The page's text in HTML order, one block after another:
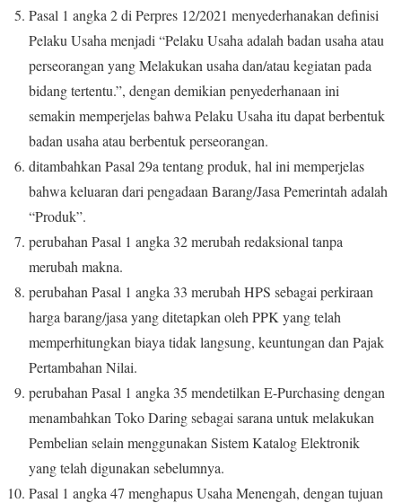
Pasal 1 angka 2 di Perpres 12/2021 menyederhanakan definisi
Pelaku Usaha menjadi “Pelaku Usaha adalah badan usaha atau
perseorangan yang Melakukan usaha dan/atau kegiatan pada
bidang tertentu.”, dengan demikian penyederhanaan ini
semakin memperjelas bahwa Pelaku Usaha itu dapat berbentuk
badan usaha atau berbentuk perseorangan.
ditambahkan Pasal 29a tentang produk, hal ini memperjelas
bahwa keluaran dari pengadaan Barang/Jasa Pemerintah adalah
“Produk”.
perubahan Pasal 1 angka 32 merubah redaksional tanpa
merubah makna.
perubahan Pasal 1 angka 33 merubah HPS sebagai perkiraan
harga barang/jasa yang ditetapkan oleh PPK yang telah
memperhitungkan biaya tidak langsung, keuntungan dan Pajak
Pertambahan Nilai.
perubahan Pasal 1 angka 35 mendetilkan E-Purchasing dengan
menambahkan Toko Daring sebagai sarana untuk melakukan
Pembelian selain menggunakan Sistem Katalog Elektronik
yang telah digunakan sebelumnya.
Pasal 1 angka 47 menghapus Usaha Menengah, dengan tujuan